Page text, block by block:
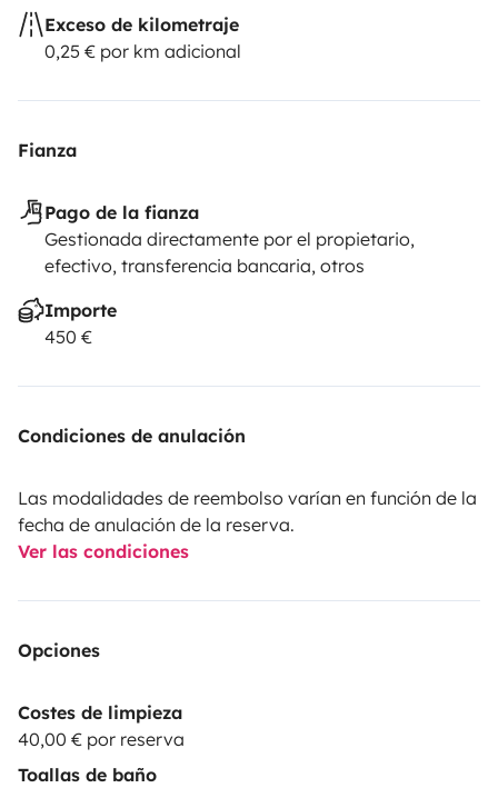
Exceso de kilometraje
0,25 € por km adicional
Fianza
Pago de la fianza
Gestionada directamente por el propietario,
efectivo, transferencia bancaria, otros
Importe
450 €
Condiciones de anulación
Las modalidades de reembolso varían en función de la
fecha de anulación de la reserva.
Ver las condiciones
Opciones
Costes de limpieza
40,00 € por reserva
Toallas de baño